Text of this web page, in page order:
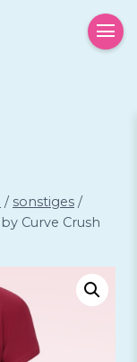
/ sonstiges /
Curve Crush